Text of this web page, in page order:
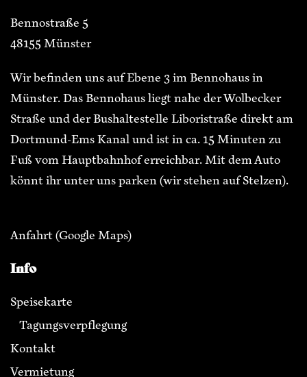
Bennostraße 5
48155 Münster
Wir befinden uns auf Ebene 3 im Bennohaus in
Münster. Das Bennohaus liegt nahe der Wolbecker
Straße und der Bushaltestelle Liboristraße direkt am
Dortmund-Ems Kanal und ist in ca. 15 Minuten zu
Fuß vom Hauptbahnhof erreichbar. Mit dem Auto
könnt ihr unter uns parken (wir stehen auf Stelzen).
Anfahrt(Google Maps)
Info
Speisekarte
Tagungsverpflegung
Kontakt
Vermietung